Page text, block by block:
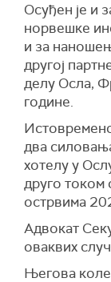
Осуђен је и
норвешке
и за
другој
делу Осла,
године.
два
хотелу у
друго
острвима
Адвокат
оваквих
Његова